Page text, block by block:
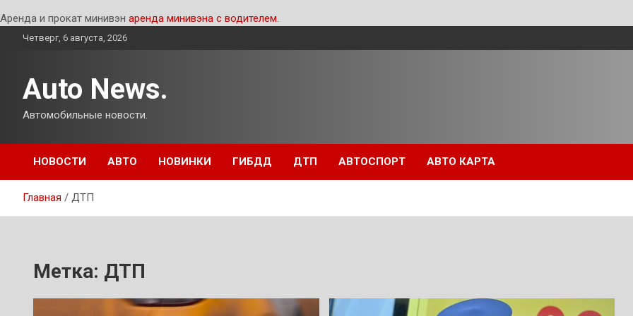
Аренда и прокат минивэн аренда минивэна с водителем.
ПерейтиЧетверг, 6 августа, 2026
Auto News.
Автомобильные новости.
НОВОСТИ АВТО НОВИНКИ ГИБДД ДТП АВТОСПОРТ АВТО КАРТА
Главная ДТП
Метка: ДТП